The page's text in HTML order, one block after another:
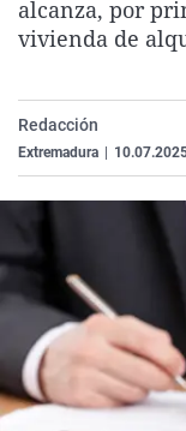
alcanza, por
vivienda de
Redacción
Extremadura